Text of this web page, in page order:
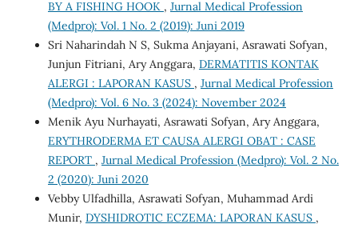
BY A FISHING HOOK , Jurnal Medical Profession
(Medpro): Vol. 1 No. 2 (2019): Juni 2019
Sri Naharindah N S, Sukma Anjayani, Asrawati Sofyan,
Junjun Fitriani, Ary Anggara, DERMATITIS KONTAK
ALERGI : LAPORAN KASUS , Jurnal Medical Profession
(Medpro): Vol. 6 No. 3 (2024): November 2024
Menik Ayu Nurhayati, Asrawati Sofyan, Ary Anggara,
ERYTHRODERMA ET CAUSA ALERGI OBAT : CASE
REPORT , Jurnal Medical Profession (Medpro): Vol. 2 No.
2 (2020): Juni 2020
Vebby Ulfadhilla, Asrawati Sofyan, Muhammad Ardi
Munir, DYSHIDROTIC ECZEMA: LAPORAN KASUS ,